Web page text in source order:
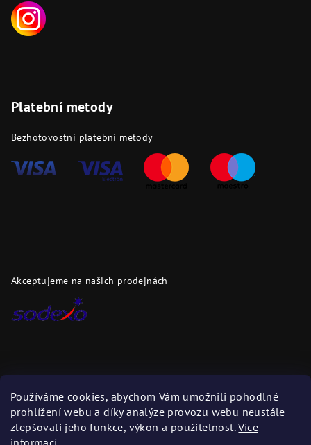
Používáme cookies, abychom Vám umožnili pohodlné
prohlížení webu a díky analýze provozu webu neustále
zlepšovali jeho funkce, výkon a použitelnost.Více
informací
Platební metody
Bezhotovostní platební metody
Akceptujeme na našich prodejnách
Zboží zasíláme těmito dopravci